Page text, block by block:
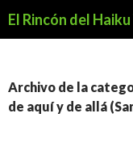
El Rincón del Haiku
Archivo de la
de aquí y de allá